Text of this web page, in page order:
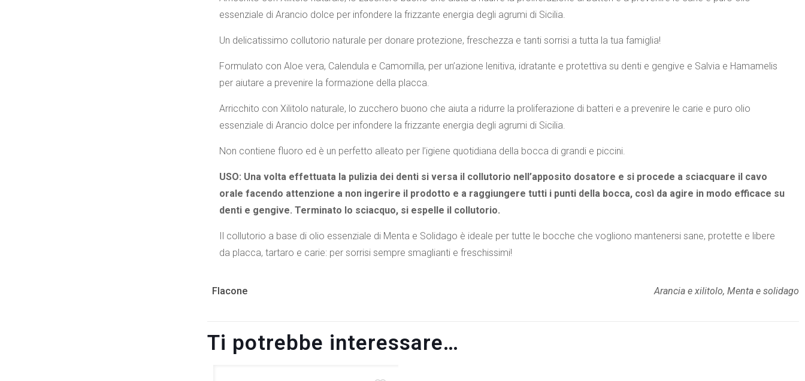
essenziale di Arancio dolce per infondere la frizzante energia degli agrumi di Sicilia.
Un delicatissimo collutorio naturale per donare protezione, freschezza e tanti sorrisi a tutta la tua famiglia!
Formulato con Aloe vera, Calendula e Camomilla, per un’azione lenitiva, idratante e protettiva su denti e gengive e Salvia e Hamamelis
per aiutare a prevenire la formazione della placca.
Arricchito con Xilitolo naturale, lo zucchero buono che aiuta a ridurre la proliferazione di batteri e a prevenire le carie e puro olio
essenziale di Arancio dolce per infondere la frizzante energia degli agrumi di Sicilia.
Non contiene fluoro ed è un perfetto alleato per l’igiene quotidiana della bocca di grandi e piccini.
USO: Una volta effettuata la pulizia dei denti si versa il collutorio nell’apposito dosatore e si procede a sciacquare il cavo
orale facendo attenzione a non ingerire il prodotto e a raggiungere tutti i punti della bocca, così da agire in modo efficace su
denti e gengive. Terminato lo sciacquo, si espelle il collutorio.
Il collutorio a base di olio essenziale di Menta e Solidago è ideale per tutte le bocche che vogliono mantenersi sane, protette e libere
da placca, tartaro e carie: per sorrisi sempre smaglianti e freschissimi!
Flacone Arancia e xilitolo, Menta e solidago
Ti potrebbe interessare…